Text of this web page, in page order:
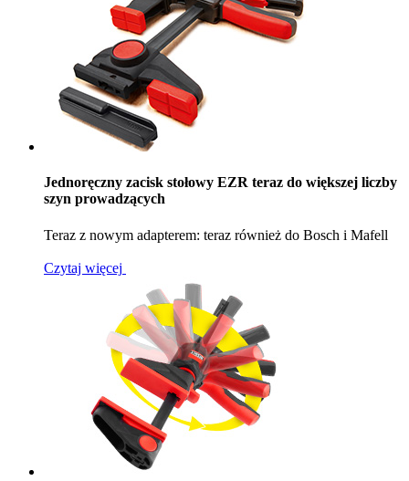
Jednoręczny zacisk stołowy EZR teraz do większej liczby
szyn prowadzących
Teraz z nowym adapterem: teraz również do Bosch i Mafell
Czytaj więcej